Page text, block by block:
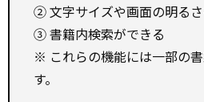
② 文字サイズや画面の明る
③ 書籍内検索ができる
※ これらの機能には一部の
す。